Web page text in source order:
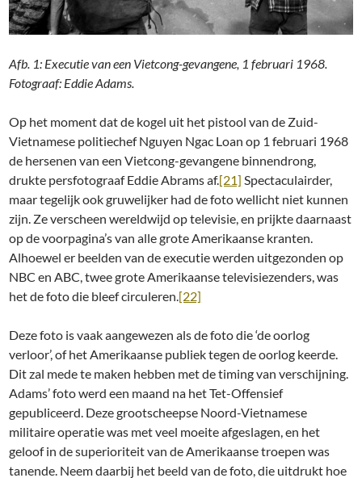
Afb. 1: Executie van een Vietcong-gevangene, 1 februari 1968.
Fotograaf: Eddie Adams.
Op het moment dat de kogel uit het pistool van de Zuid-
Vietnamese politiechef Nguyen Ngac Loan op 1 februari 1968
de hersenen van een Vietcong-gevangene binnendrong,
drukte persfotograaf Eddie Abrams af.[21] Spectaculairder,
maar tegelijk ook gruwelijker had de foto wellicht niet kunnen
zijn. Ze verscheen wereldwijd op televisie, en prijkte daarnaast
op de voorpagina’s van alle grote Amerikaanse kranten.
Alhoewel er beelden van de executie werden uitgezonden op
NBC en ABC, twee grote Amerikaanse televisiezenders, was
het de foto die bleef circuleren. [22]
Deze foto is vaak aangewezen als de foto die ‘de oorlog
verloor’, of het Amerikaanse publiek tegen de oorlog keerde.
Dit zal mede te maken hebben met de timing van verschijning.
Adams’ foto werd een maand na het Tet-Offensief
gepubliceerd. Deze grootscheepse Noord-Vietnamese
militaire operatie was met veel moeite afgeslagen, en het
geloof in de superioriteit van de Amerikaanse troepen was
tanende. Neem daarbij het beeld van de foto, die uitdrukt hoe